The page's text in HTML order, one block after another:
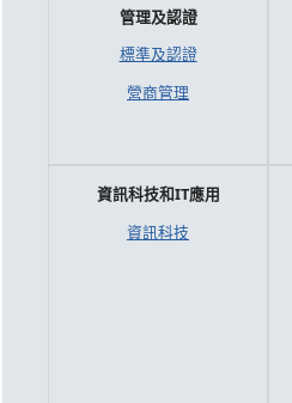
管理及認證
標準及認證
營商管理
資訊科技和IT應用
資訊科技